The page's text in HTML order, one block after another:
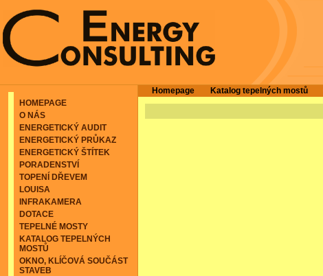
HOMEPAGE
O NÁS
ENERGETICKÝ AUDIT
ENERGETICKÝ PRŮKAZ
ENERGETICKÝ ŠTÍTEK
PORADENSTVÍ
TOPENÍ DŘEVEM
LOUISA
INFRAKAMERA
DOTACE
TEPELNÉ MOSTY
KATALOG TEPELNÝCH
MOSTŮ
OKNO, KLÍČOVÁ SOUČÁST
STAVEB
Homepage Katalog tepelných mostů